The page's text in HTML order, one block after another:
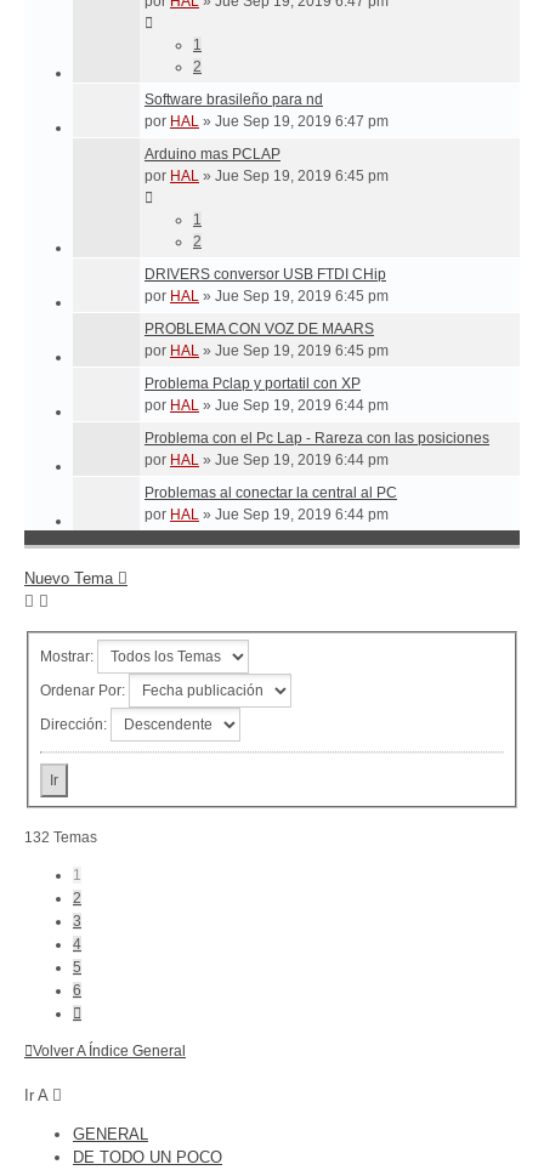
1
2
Software brasileño para nd
por HAL » Jue Sep 19, 2019 6:47 pm
Arduino mas PCLAP
por HAL » Jue Sep 19, 2019 6:45 pm
1
2
DRIVERS conversor USB FTDI CHip
por HAL » Jue Sep 19, 2019 6:45 pm
PROBLEMA CON VOZ DE MAARS
por HAL » Jue Sep 19, 2019 6:45 pm
Problema Pclap y portatil con XP
por HAL » Jue Sep 19, 2019 6:44 pm
Problema con el Pc Lap - Rareza con las posiciones
por HAL » Jue Sep 19, 2019 6:44 pm
Problemas al conectar la central al PC
por HAL » Jue Sep 19, 2019 6:44 pm
Nuevo Tema
Mostrar:
Ordenar Por:
Dirección:
132 Temas
1
2
3
4
5
6
Volver A Índice General
Ir A
GENERAL
DE TODO UN POCO